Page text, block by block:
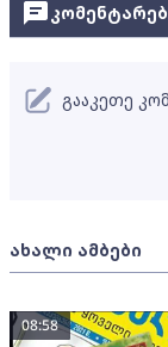
ახალი ამბები
08:58
გააკეთე